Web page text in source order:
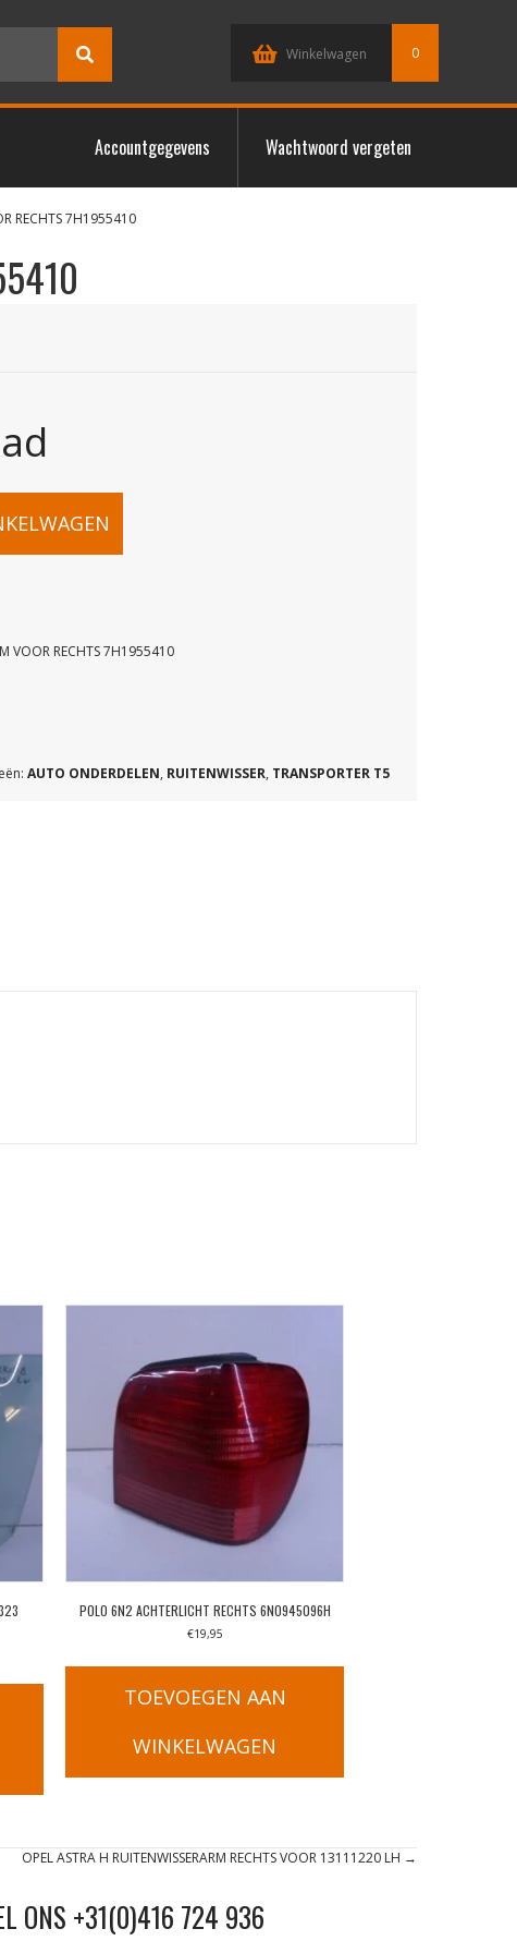
Winkelwagen 0
Accountgegevens Wachtwoord vergeten
RECHTS 7H1955410
VOOR RECHTS 7H1955410
AUTO ONDERDELEN, RUITENWISSER, TRANSPORTER T5
POLO 6N2 ACHTERLICHT RECHTS 6N0945096H
€19,95
TOEVOEGEN AAN
WINKELWAGEN
OPEL ASTRA H RUITENWISSERARM RECHTS VOOR 13111220 LH →
ONS +31(0)416 724 936